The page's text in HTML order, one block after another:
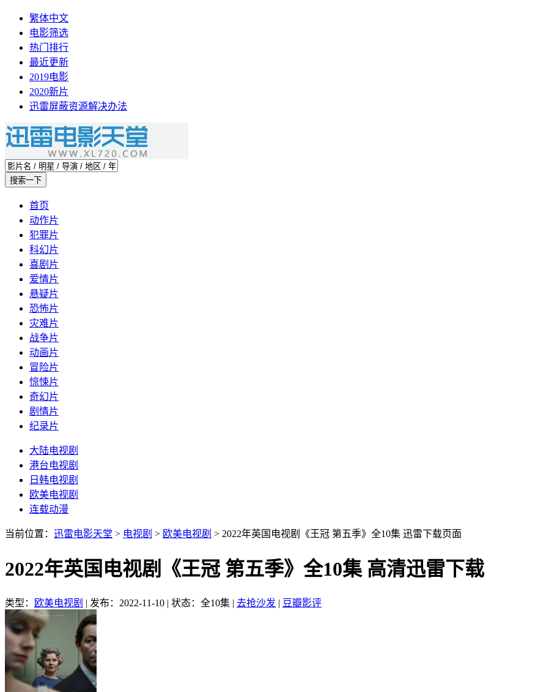
繁体中文
电影筛选
热门排行
最近更新
2019电影
2020新片
迅雷屏蔽资源解决办法
首页
动作片
犯罪片
科幻片
喜剧片
爱情片
悬疑片
恐怖片
灾难片
战争片
动画片
冒险片
惊悚片
奇幻片
剧情片
纪录片
大陆电视剧
港台电视剧
日韩电视剧
欧美电视剧
连载动漫
当前位置： 迅雷电影天堂 > 电视剧 > 欧美电视剧 > 2022年英国电视剧《王冠 第五季》全10集 迅雷下载页面
2022年英国电视剧《王冠 第五季》全10集 高清迅雷下载
类型： 欧美电视剧 | 发布：2022-11-10 | 状态：全10集 | 去抢沙发 | 豆瓣影评